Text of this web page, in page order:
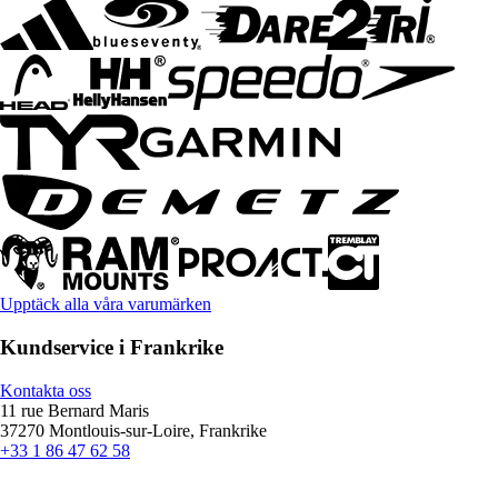
Upptäck alla våra varumärken
Kundservice i Frankrike
Kontakta oss
11 rue Bernard Maris
37270 Montlouis-sur-Loire, Frankrike
+33 1 86 47 62 58